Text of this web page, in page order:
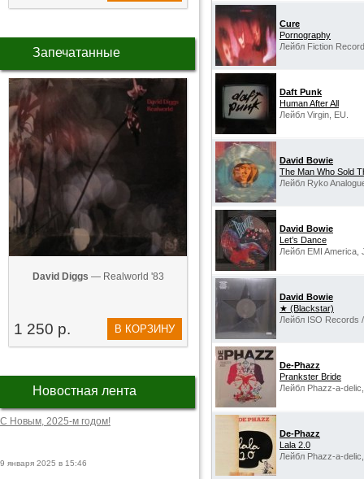
Запечатанные
David Diggs — Realworld '83
1 250 р. В КОРЗИНУ
Новостная лента
С Новым, 2025-м годом!
9 января 2025 в 15:46
Cure
Pornography
Лейбл Fiction
Daft Punk
Human After All
Лейбл Virgin, EU.
David Bowie
The Man Who Sold
Лейбл Ryko
David Bowie
Let’s Dance
Лейбл EMI America,
David Bowie
★ (Blackstar)
Лейбл ISO Records
De-Phazz
Prankster Bride
Лейбл Phazz-a-
De-Phazz
Lala 2.0
Лейбл Phazz-a-